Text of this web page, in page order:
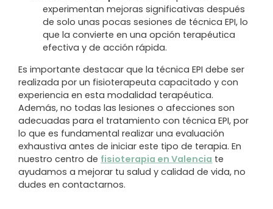
experimentan mejoras significativas después
de solo unas pocas sesiones de técnica EPI, lo
que la convierte en una opción terapéutica
efectiva y de acción rápida.
Es importante destacar que la técnica EPI debe ser
realizada por un fisioterapeuta capacitado y con
experiencia en esta modalidad terapéutica.
Además, no todas las lesiones o afecciones son
adecuadas para el tratamiento con técnica EPI, por
lo que es fundamental realizar una evaluación
exhaustiva antes de iniciar este tipo de terapia. En
nuestro centro de fisioterapia en Valencia te
ayudamos a mejorar tu salud y calidad de vida, no
dudes en contactarnos.